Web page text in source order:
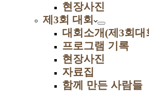
현장사진
제3회 대회
대회소개(제3회대
프로그램 기록
현장사진
자료집
함께 만든 사람들